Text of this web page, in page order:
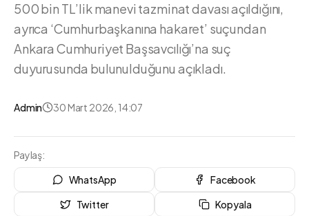
500 bin TL’lik manevi tazminat davası açıldığını,
ayrıca ‘Cumhurbaşkanına hakaret’ suçundan
Ankara Cumhuriyet Başsavcılığı’na suç
duyurusunda bulunulduğunu açıkladı.
Admin 30 Mart 2026, 14:07
Paylaş:
WhatsApp
Facebook
Twitter
Kopyala